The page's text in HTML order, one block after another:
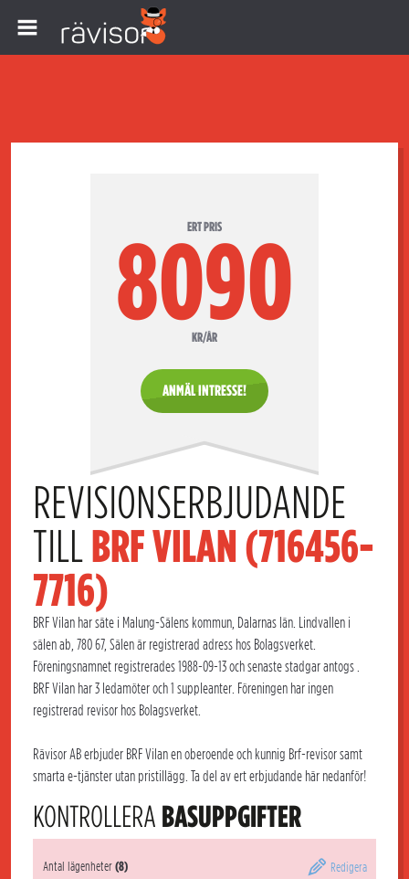
ERT PRIS
8090
KR/ÅR
ANMÄL INTRESSE!
REVISIONSERBJUDANDE
TILL BRF VILAN (716456-
7716)
BRF Vilan har säte i Malung-Sälens kommun, Dalarnas län. Lindvallen i
sälen ab, 780 67, Sälen är registrerad adress hos Bolagsverket.
Föreningsnamnet registrerades 1988-09-13 och senaste stadgar antogs .
BRF Vilan har 3 ledamöter och 1 suppleanter. Föreningen har ingen
registrerad revisor hos Bolagsverket.
Rävisor AB erbjuder BRF Vilan en oberoende och kunnig Brf-revisor samt
smarta e-tjänster utan pristillägg. Ta del av ert erbjudande här nedanför!
KONTROLLERA BASUPPGIFTER
Antal lägenheter(8) Redigera